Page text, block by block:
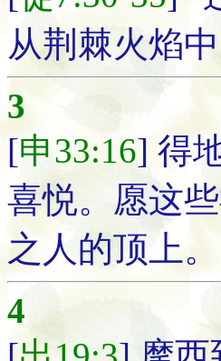
从荆棘火焰
3
[申33:16] 得
喜悦。愿这
之人的顶上。
4